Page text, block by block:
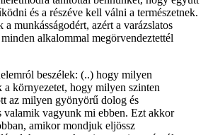
és a részéve kell válni a természetnek.
munkásságodért, azért a varázslatos
alkalommal megörvendeztettél
beszélek: (..) hogy milyen
a környezetet, hogy milyen szinten
az milyen gyönyörű dolog és
valamik vagyunk mi ebben. Ezt akkor
amikor mondjuk eljössz